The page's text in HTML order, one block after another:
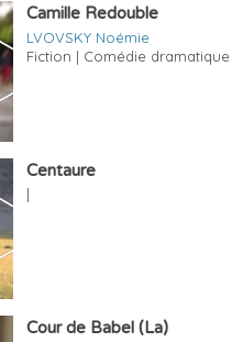
Camille Redouble
LVOVSKY Noémie
Fiction | Comédie dramatique
Centaure
|
Cour de Babel (La)